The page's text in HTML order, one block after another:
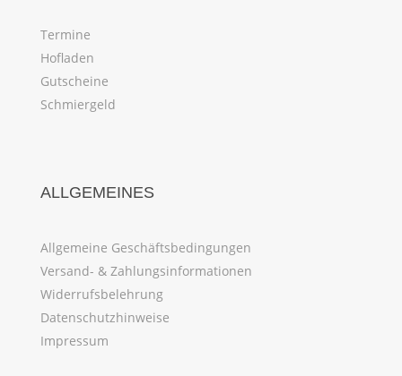
Termine
Hofladen
Gutscheine
Schmiergeld
ALLGEMEINES
Allgemeine Geschäftsbedingungen
Versand- & Zahlungsinformationen
Widerrufsbelehrung
Datenschutzhinweise
Impressum